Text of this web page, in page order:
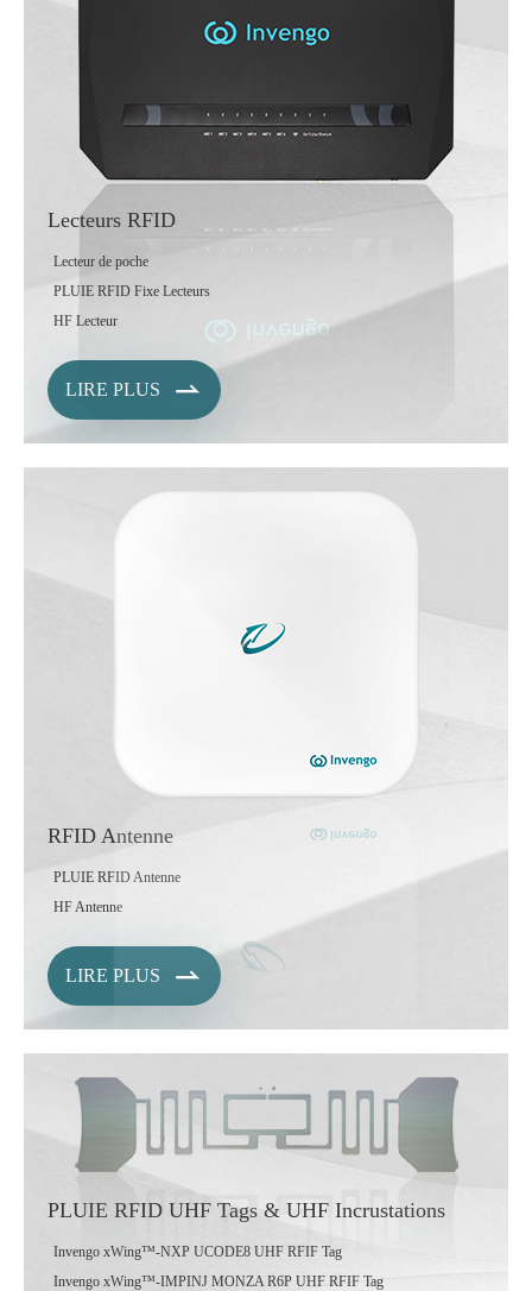
Lecteurs RFID
Lecteur de poche
PLUIE RFID Fixe Lecteurs
HF Lecteur
LIRE PLUS 
RFID Antenne
PLUIE RFID Antenne
HF Antenne
LIRE PLUS 
PLUIE RFID UHF Tags & UHF Incrustations
Invengo xWing™-NXP UCODE8 UHF RFIF Tag
Invengo xWing™-IMPINJ MONZA R6P UHF RFIF Tag